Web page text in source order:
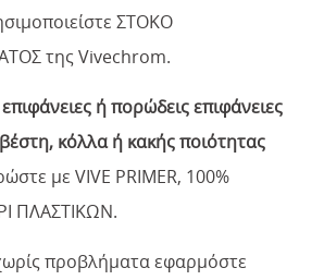
ΣΤΟΚΟ
της Vivechrom.
ή πορώδεις επιφάνειες
κόλλα ή κακής ποιότητας
με VIVE PRIMER, 100%
ΠΛΑΣΤΙΚΩΝ.
προβλήματα εφαρμόστε